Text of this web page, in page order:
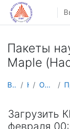
Перейти к
Пакеты
Maple
В начало Курсы Осенний семестр
Загрузить
февраля